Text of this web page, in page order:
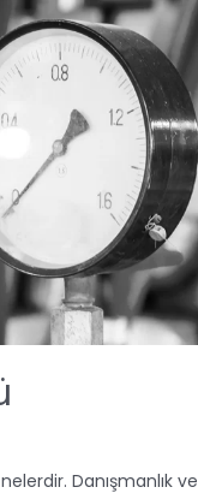
Danışmanlık ve